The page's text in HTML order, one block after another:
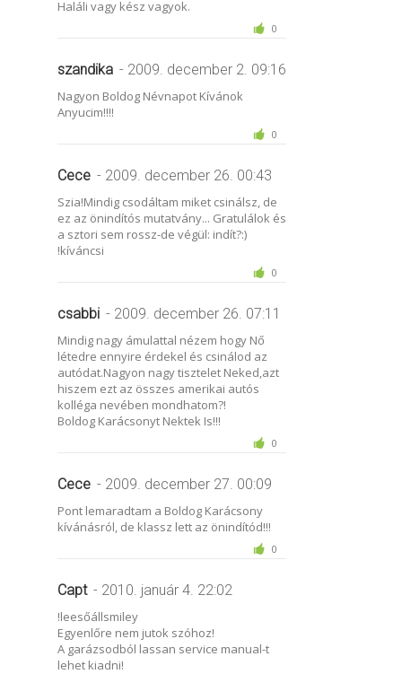
Haláli vagy kész vagyok.
0
szandika - 2009. december 2. 09:16
Nagyon Boldog Névnapot Kívánok
Anyucim!!!!
0
Cece - 2009. december 26. 00:43
Szia!Mindig csodáltam miket csinálsz, de
ez az önindítós mutatvány... Gratulálok és
a sztori sem rossz-de végül: indít?:)
!kíváncsi
0
csabbi - 2009. december 26. 07:11
Mindig nagy ámulattal nézem hogy Nő
létedre ennyire érdekel és csinálod az
autódat.Nagyon nagy tisztelet Neked,azt
hiszem ezt az összes amerikai autós
kolléga nevében mondhatom?!
Boldog Karácsonyt Nektek Is!!!
0
Cece - 2009. december 27. 00:09
Pont lemaradtam a Boldog Karácsony
kívánásról, de klassz lett az önindítód!!!
0
Capt - 2010. január 4. 22:02
!leesőállsmiley
Egyenlőre nem jutok szóhoz!
A garázsodból lassan service manual-t
lehet kiadni!